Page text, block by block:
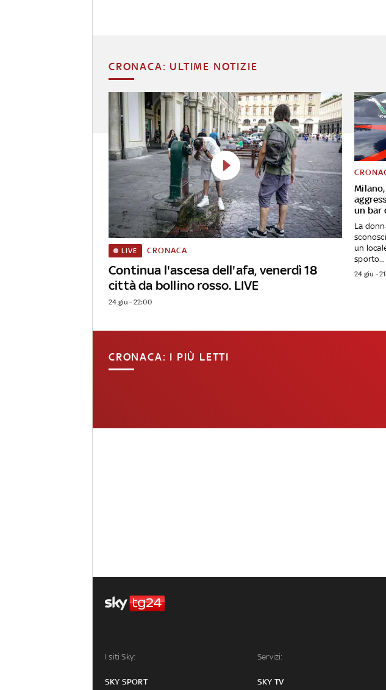
CRONACA: ULTIME NOTIZIE
Continua l'ascesa dell'afa, venerdì 18
città da bollino rosso. LIVE
LIVE CRONACA
24 giu - 22:00
un bar
La
un
sporto...
24 giu -
CRONACA: I PIÙ LETTI
I siti Sky:
SKY SPORT
Servizi:
SKY TV